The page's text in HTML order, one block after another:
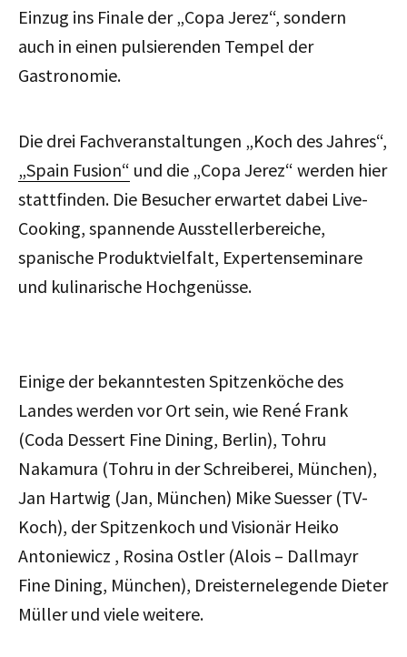
Einzug ins Finale der „Copa Jerez“, sondern
auch in einen pulsierenden Tempel der
Gastronomie.
Die drei Fachveranstaltungen „Koch des Jahres“,
„Spain Fusion“ und die „Copa Jerez“ werden hier
stattfinden. Die Besucher erwartet dabei Live-
Cooking, spannende Ausstellerbereiche,
spanische Produktvielfalt, Expertenseminare
und kulinarische Hochgenüsse.
Einige der bekanntesten Spitzenköche des
Landes werden vor Ort sein, wie René Frank
(Coda Dessert Fine Dining, Berlin), Tohru
Nakamura (Tohru in der Schreiberei, München),
Jan Hartwig (Jan, München) Mike Suesser (TV-
Koch), der Spitzenkoch und Visionär Heiko
Antoniewicz , Rosina Ostler (Alois – Dallmayr
Fine Dining, München), Dreisternelegende Dieter
Müller und viele weitere.